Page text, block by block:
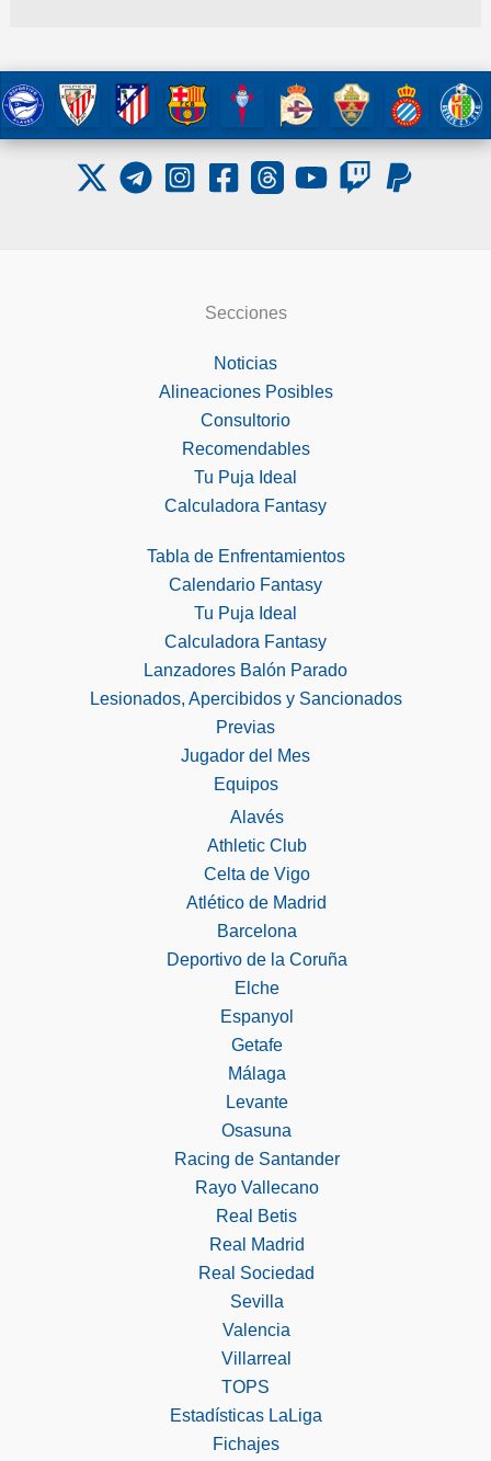
Secciones
Noticias
Alineaciones Posibles
Consultorio
Recomendables
Tu Puja Ideal
Calculadora Fantasy
Tabla de Enfrentamientos
Calendario Fantasy
Tu Puja Ideal
Calculadora Fantasy
Lanzadores Balón Parado
Lesionados, Apercibidos y Sancionados
Previas
Jugador del Mes
Equipos
Alavés
Athletic Club
Celta de Vigo
Atlético de Madrid
Barcelona
Deportivo de la Coruña
Elche
Espanyol
Getafe
Málaga
Levante
Osasuna
Racing de Santander
Rayo Vallecano
Real Betis
Real Madrid
Real Sociedad
Sevilla
Valencia
Villarreal
TOPS
Estadísticas LaLiga
Fichajes